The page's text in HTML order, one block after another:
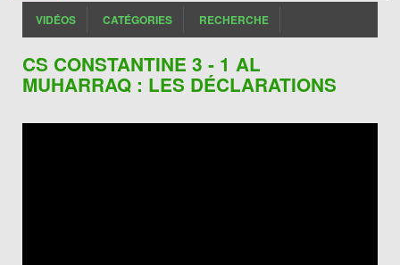
VIDÉOS CATÉGORIES RECHERCHE
CS CONSTANTINE 3 - 1 AL
MUHARRAQ : LES DÉCLARATIONS